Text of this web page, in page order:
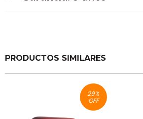
PRODUCTOS SIMILARES
29%
OFF